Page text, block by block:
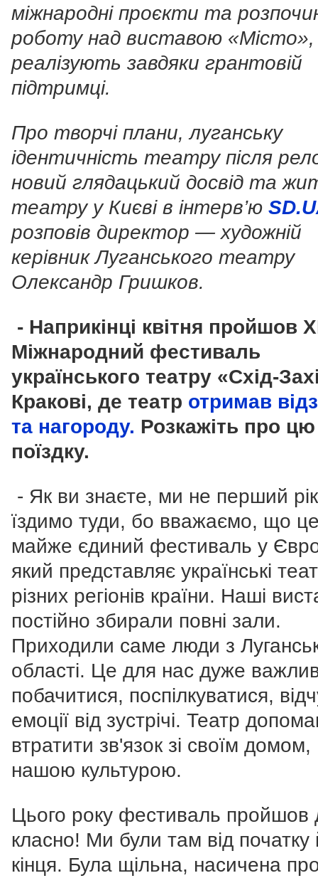
міжнародні проєкти та
роботу над виставою «Місто»,
реалізують завдяки грантовій
підтримці.
Про творчі плани, луганську
ідентичність театру після
новий глядацький досвід та
театру у Києві в інтерв’ю
розповів директор — художній
керівник Луганського театру
Олександр Гришков.
- Наприкінці квітня пройшов
Міжнародний фестиваль
українського театру «Схід-
Кракові, де театр отримав
та нагороду. Розкажіть про цю
поїздку.
- Як ви знаєте, ми не перший рік
їздимо туди, бо вважаємо, що
майже єдиний фестиваль у
який представляє українські
різних регіонів країни. Наші
постійно збирали повні зали.
Приходили саме люди з
області. Це для нас дуже
побачитися, поспілкуватися,
емоції від зустрічі. Театр
втратити зв'язок зі своїм домом,
нашою культурою.
Цього року фестиваль пройшов
класно! Ми були там від початку
кінця. Була щільна, насичена